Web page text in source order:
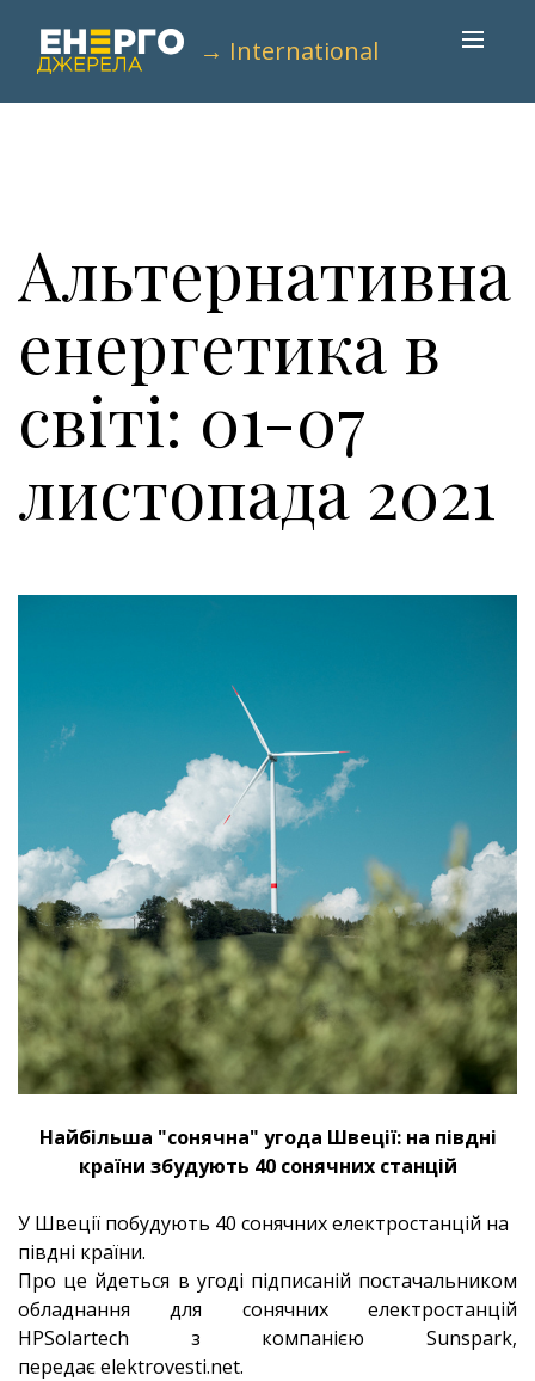
→ International
Альтернативна
енергетика в
світі: 01-07
листопада 2021
Найбільша "сонячна" угода Швеції: на півдні
країни збудують 40 сонячних станцій
У Швеції побудують 40 сонячних електростанцій на
півдні країни.
Про це йдеться в угоді підписаній постачальником
обладнання для сонячних електростанцій
HPSolartech з компанією Sunspark,
передає elektrovesti.net.